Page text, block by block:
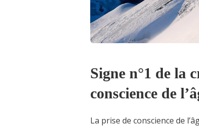
Signe n°1 de la
conscience de
La prise de conscience de